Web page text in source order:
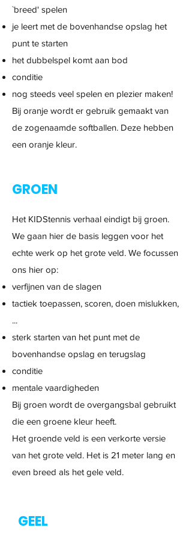
`breed' spelen
je leert met de bovenhandse opslag het
punt te starten
het dubbelspel komt aan bod
conditie
nog steeds veel spelen en plezier maken!
Bij oranje wordt er gebruik gemaakt van
de zogenaamde softballen. Deze hebben
een oranje kleur.
GROEN
Het KIDStennis verhaal eindigt bij groen.
We gaan hier de basis leggen voor het
echte werk op het grote veld. We focussen
ons hier op:
verfijnen van de slagen
tactiek toepassen, scoren, doen mislukken,
...
sterk starten van het punt met de
bovenhandse opslag en terugslag
conditie
mentale vaardigheden
Bij groen wordt de overgangsbal gebruikt
die een groene kleur heeft.
Het groende veld is een verkorte versie
van het grote veld. Het is 21 meter lang en
even breed als het gele veld.
GEEL